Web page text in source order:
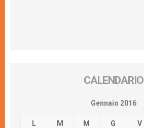
CALENDARIO
Gennaio 2016
L M M G V